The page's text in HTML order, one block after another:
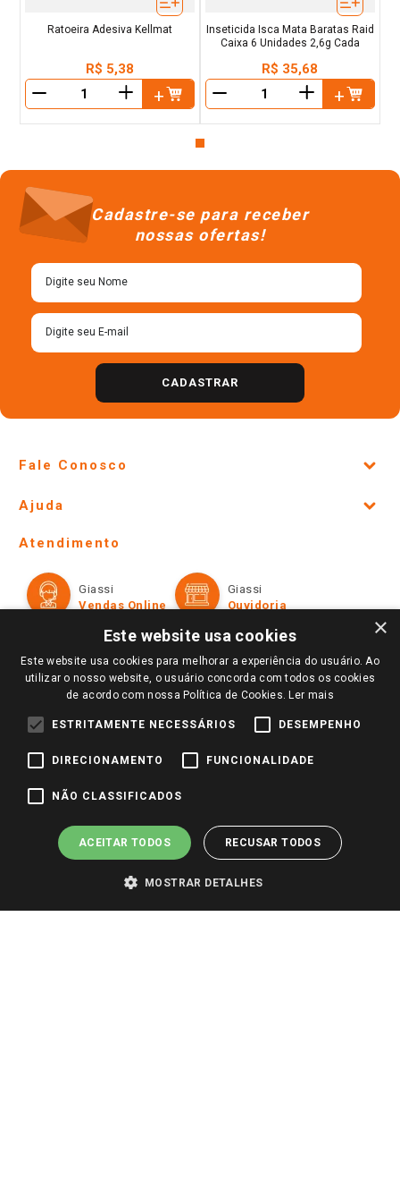
Ratoeira Adesiva Kellmat
R$ 5,38
＋
Inseticida Isca Mata Baratas Raid
Caixa 6 Unidades 2,6g Cada
R$ 35,68
＋
Cadastre-se para receber
nossas ofertas!
CADASTRAR
Fale Conosco
Lojas Físicas e Horários
Ofertas
Televendas
Perguntas frequentes
Trabalhe Conosco
Identidade Visual
Ajuda
Formas de Pagamento
Políticas de entrega
Trocas e Devoluções
Atendimento
Giassi
Vendas Online
Giassi
Ouvidoria
Redes Sociais
Pagamento e Segurança
×
Este website usa cookies
Este website usa cookies para melhorar a experiência do usuário. Ao
utilizar o nosso website, o usuário concorda com todos os cookies
de acordo com nossa Política de Cookies. Ler mais
ESTRITAMENTE NECESSÁRIOS DESEMPENHO
DIRECIONAMENTO FUNCIONALIDADE
NÃO CLASSIFICADOS
ACEITAR TODOS RECUSAR TODOS
MOSTRAR DETALHES